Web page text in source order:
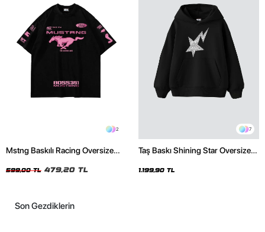
2
Mstng Baskılı Racing Oversize
599,00 TL 479,20 TL
7
Taş Baskı Shining Star Oversize
1.199,90 TL
Son Gezdiklerin